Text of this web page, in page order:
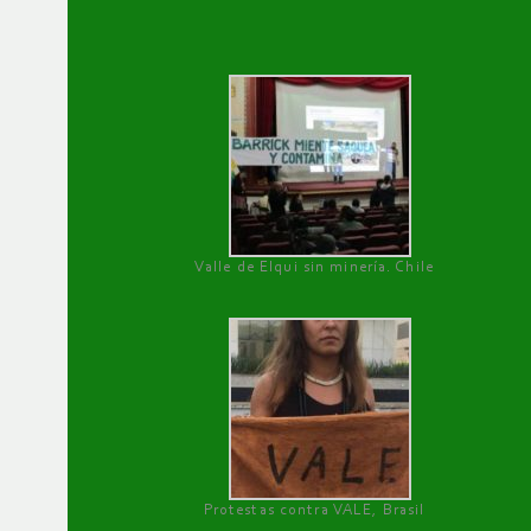
Valle de Elqui sin minería. Chile
Protestas contra VALE, Brasil